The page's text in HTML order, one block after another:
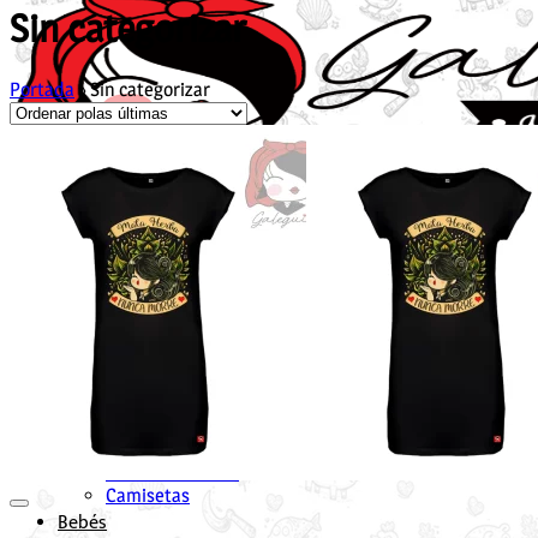
Unisex
Suadoiros
Camisetas
Rapaza
Suadoiros en Galego para Rapazas
Camisetas en Galego para Rapazas
Vestidos en Galego para Rapazas
Nen@s
Camisetas
Bebés
Sin categorizar
Portada »Sin categorizar